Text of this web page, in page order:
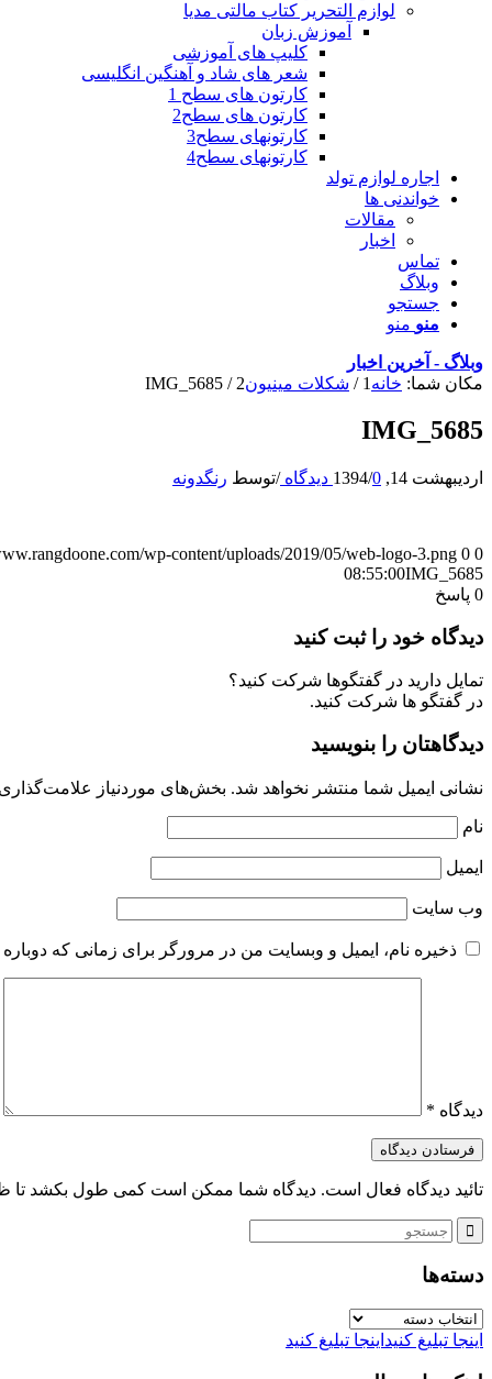
لوازم التحریر کتاب مالتی مدیا
آموزش زبان
کلیپ های آموزشی
شعر های شاد و آهنگین انگلیسی
کارتون های سطح 1
کارتون های سطح2
کارتونهای سطح3
کارتونهای سطح4
اجاره لوازم تولد
خواندنی ها
مقالات
اخبار
تماس
وبلاگ
جستجو
منو منو
وبلاگ - آخرین اخبار
مکان شما: خانه 1
/ شکلات مینیون2
/
IMG_5685
IMG_5685
اردیبهشت 14, 1394 /0 دیدگاه /توسط رنگدونه
wp-content/uploads/2019/05/web-logo-3.png 0 0
08:55:00IMG_5685
0 پاسخ
دیدگاه خود را ثبت کنید
تمایل دارید در گفتگوها شرکت کنید؟
در گفتگو ها شرکت کنید.
دیدگاهتان را بنویسید
نشانی ایمیل شما منتشر نخواهد شد. بخش‌های موردنیاز
نام
ایمیل
وب‌ سایت
ذخیره نام، ایمیل و وبسایت من در مرورگر برای زمانی که
دیدگاه *
تائید دیدگاه فعال است. دیدگاه شما ممکن است کمی طول بکشد تا
دسته‌ها
دسته‌ها
اینجا تبلیغ کنید اینجا تبلیغ کنید